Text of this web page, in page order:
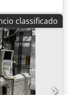
abertura:
250mm,
máximo do
de injeção
volume
de injeção:
classificado